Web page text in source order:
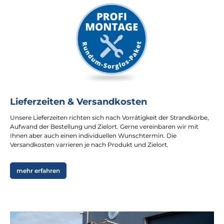
Lieferzeiten & Versandkosten
Unsere Lieferzeiten richten sich nach Vorrätigkeit der Strandkörbe,
Aufwand der Bestellung und Zielort. Gerne vereinbaren wir mit
Ihnen aber auch einen individuellen Wunschtermin. Die
Versandkosten varrieren je nach Produkt und Zielort.
mehr erfahren